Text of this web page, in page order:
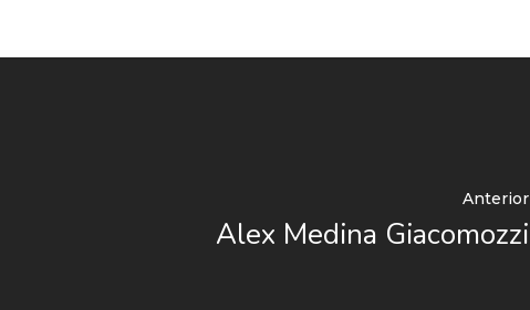
Anterior
Alex Medina Giacomozzi